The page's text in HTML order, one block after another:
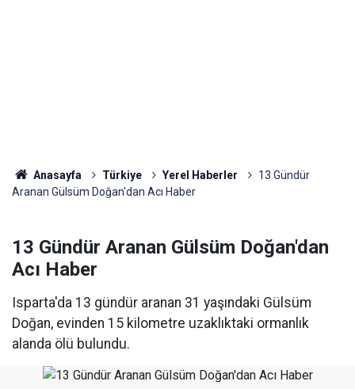
Anasayfa Türkiye Yerel Haberler
13 Gündür
Aranan Gülsüm Doğan'dan Acı Haber
13 Gündür Aranan Gülsüm Doğan'dan
Acı Haber
Isparta'da 13 gündür aranan 31 yaşındaki Gülsüm
Doğan, evinden 15 kilometre uzaklıktaki ormanlık
alanda ölü bulundu.